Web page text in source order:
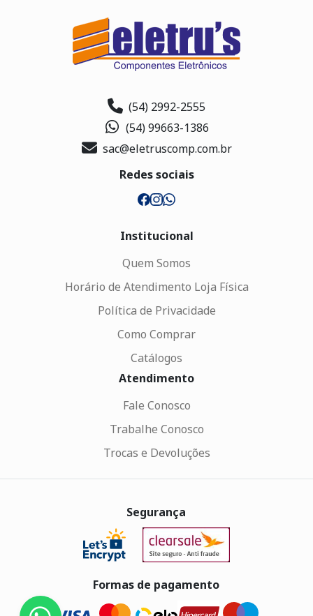
(54) 2992-2555
(54) 99663-1386
sac@eletruscomp.com.br
Redes sociais
Institucional
Quem Somos
Horário de Atendimento Loja Física
Política de Privacidade
Como Comprar
Catálogos
Atendimento
Fale Conosco
Trabalhe Conosco
Trocas e Devoluções
Segurança
Formas de pagamento